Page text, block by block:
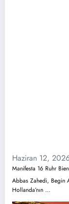
Haziran 12,
Manifesta 16 Ruhr
Abbas Zahedi, Begin
Hollanda’nın …